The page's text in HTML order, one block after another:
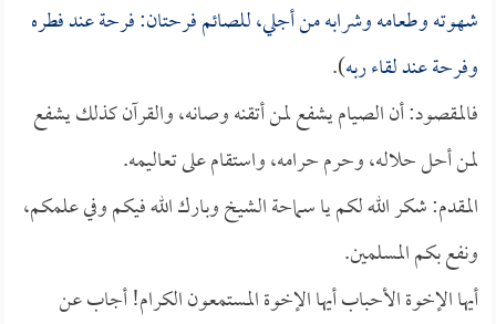
شهوته وطعامه وشرابه من أجلي، للصائم فرحتان: فرحة عند فطره
وفرحة عند لقاء ربه).
فالمقصود: أن الصيام يشفع لمن أتقنه وصانه، والقرآن كذلك يشفع
لمن أحل حلاله، وحرم حرامه، واستقام على تعاليمه.
المقدم: شكر الله لكم يا سماحة الشيخ وبارك الله فيكم وفي علمكم،
ونفع بكم المسلمين.
أيها الإخوة الأحباب أيها الإخوة المستمعون الكرام! أجاب عن